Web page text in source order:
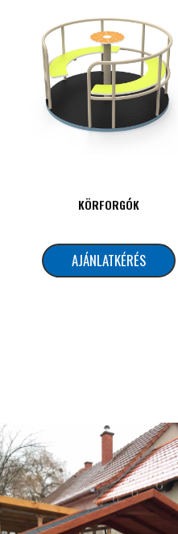
AJÁNLATKÉRÉS
KÖRFORGÓK
AJÁNLATKÉRÉS